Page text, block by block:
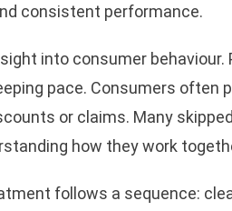
consistent performance.
into consumer behaviour.
pace. Consumers often
or claims. Many
how they work
follows a sequence: